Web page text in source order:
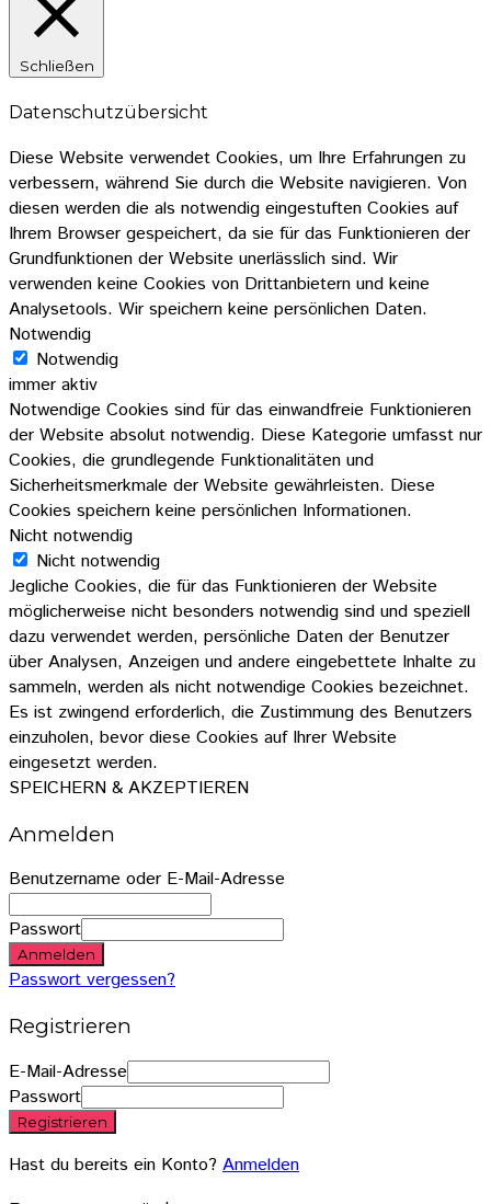
Schließen
Datenschutzübersicht
Diese Website verwendet Cookies, um Ihre Erfahrungen zu
verbessern, während Sie durch die Website navigieren. Von
diesen werden die als notwendig eingestuften Cookies auf
Ihrem Browser gespeichert, da sie für das Funktionieren der
Grundfunktionen der Website unerlässlich sind. Wir
verwenden keine Cookies von Drittanbietern und keine
Analysetools. Wir speichern keine persönlichen Daten.
Notwendig
Notwendig
immer aktiv
Notwendige Cookies sind für das einwandfreie Funktionieren
der Website absolut notwendig. Diese Kategorie umfasst nur
Cookies, die grundlegende Funktionalitäten und
Sicherheitsmerkmale der Website gewährleisten. Diese
Cookies speichern keine persönlichen Informationen.
Nicht notwendig
Nicht notwendig
Jegliche Cookies, die für das Funktionieren der Website
möglicherweise nicht besonders notwendig sind und speziell
dazu verwendet werden, persönliche Daten der Benutzer
über Analysen, Anzeigen und andere eingebettete Inhalte zu
sammeln, werden als nicht notwendige Cookies bezeichnet.
Es ist zwingend erforderlich, die Zustimmung des Benutzers
einzuholen, bevor diese Cookies auf Ihrer Website
eingesetzt werden.
SPEICHERN & AKZEPTIEREN
Anmelden
Benutzername oder E-Mail-Adresse
Passwort
Anmelden
Passwort vergessen?
Registrieren
E-Mail-Adresse
Passwort
Registrieren
Hast du bereits ein Konto? Anmelden